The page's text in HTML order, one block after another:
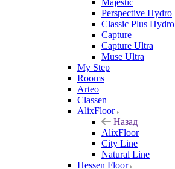
Majestic
Perspective Hydro
Classic Plus Hydro
Capture
Capture Ultra
Muse Ultra
My Step
Rooms
Arteo
Classen
AlixFloor
Назад
AlixFloor
City Line
Natural Line
Hessen Floor